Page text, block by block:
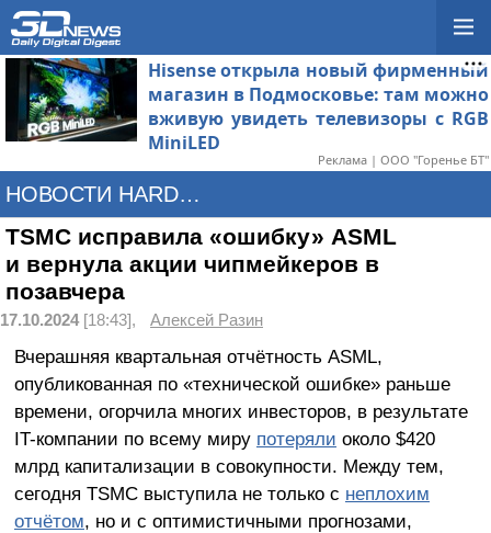
Hisense открыла новый фирменный
магазин в Подмосковье: там можно
вживую увидеть телевизоры с RGB
MiniLED
Реклама | ООО "Горенье БТ"
НОВОСТИ HARDWARE
TSMC исправила «ошибку» ASML
и вернула акции чипмейкеров в
позавчера
17.10.2024[18:43], Алексей Разин
Вчерашняя квартальная отчётность ASML,
опубликованная по «технической ошибке» раньше
времени, огорчила многих инвесторов, в результате
IT-компании по всему миру потеряли около $420
млрд капитализации в совокупности. Между тем,
сегодня TSMC выступила не только с неплохим
отчётом, но и с оптимистичными прогнозами,